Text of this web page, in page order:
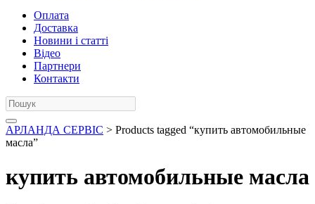
Оплата
Доставка
Новини і статті
Відео
Партнери
Контакти
АРЛАНДА СЕРВІС > Products tagged “купить автомобильные
масла”
купить автомобильные масла